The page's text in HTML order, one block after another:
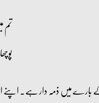
میں ذمہ دار ہے۔